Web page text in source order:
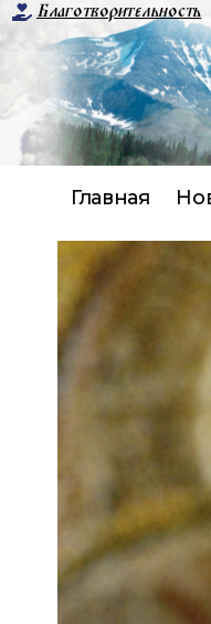
Благотворительность
Главная